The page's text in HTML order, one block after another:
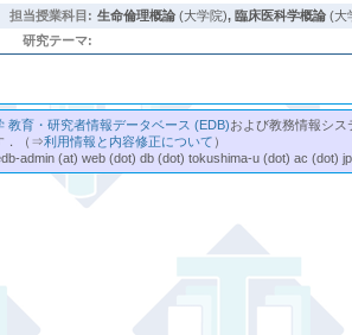
担当授業科目: 生命倫理概論(大学院), 臨床医科学概論(大
研究テーマ:
教育・研究者情報データベース (EDB)および教務情報シ
．（⇒利用情報と内容修正について ）
admin (at) web (dot) db (dot) tokushima-u (dot) ac (dot)